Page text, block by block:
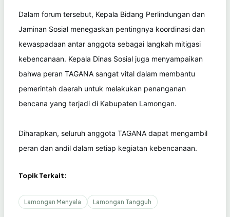
Dalam forum tersebut, Kepala Bidang Perlindungan dan
Jaminan Sosial menegaskan pentingnya koordinasi dan
kewaspadaan antar anggota sebagai langkah mitigasi
kebencanaan. Kepala Dinas Sosial juga menyampaikan
bahwa peran TAGANA sangat vital dalam membantu
pemerintah daerah untuk melakukan penanganan
bencana yang terjadi di Kabupaten Lamongan.
Diharapkan, seluruh anggota TAGANA dapat mengambil
peran dan andil dalam setiap kegiatan kebencanaan.
Topik Terkait:
Lamongan Menyala Lamongan Tangguh